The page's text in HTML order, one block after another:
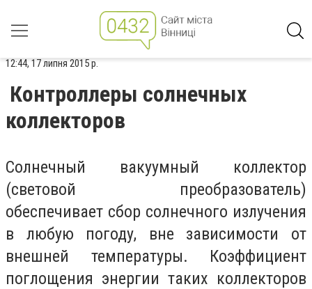
12:44, 17 липня 2015 р.
Контроллеры солнечных
коллекторов
Солнечный вакуумный коллектор
(световой преобразователь)
обеспечивает сбор солнечного излучения
в любую погоду, вне зависимости от
внешней температуры. Коэффициент
поглощения энергии таких коллекторов